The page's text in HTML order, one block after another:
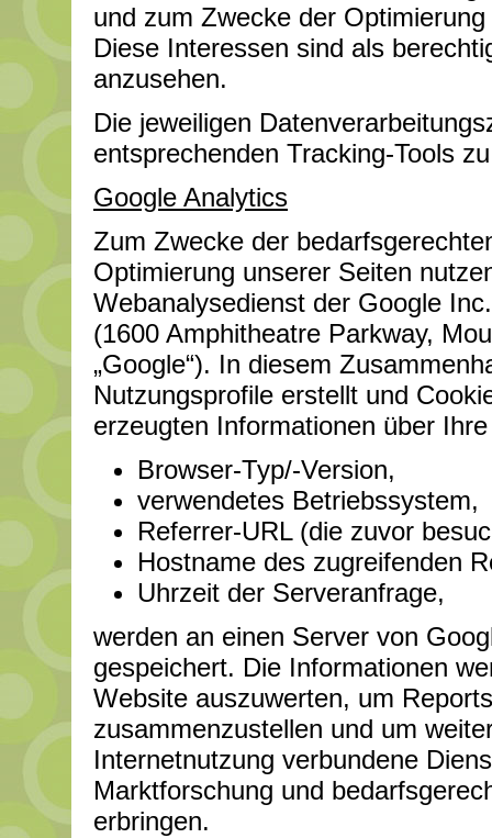
und zum Zwecke der
Diese Interessen sind als
anzusehen.
Die jeweiligen
entsprechenden Tracking-Tools
Google Analytics
Zum Zwecke der
Optimierung unserer Seiten
Webanalysedienst der Google
(1600 Amphitheatre Parkway,
„Google“). In diesem
Nutzungsprofile erstellt und
erzeugten Informationen über
Browser-Typ/-Version,
verwendetes Betriebssystem,
Referrer-URL (die zuvor
Hostname des zugreifenden
Uhrzeit der Serveranfrage,
werden an einen Server von
gespeichert. Die Informationen
Website auszuwerten, um
zusammenzustellen und um
Internetnutzung verbundene
Marktforschung und
erbringen.